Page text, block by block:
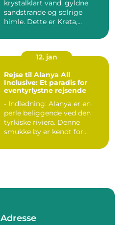
krystalklart vand, gyldne
sandstrande og solrige
himle. Dette er Kreta,...
12. jan
Rejse til Alanya All
Inclusive: Et paradis for
eventyrlystne rejsende
- Indledning: Alanya er en
perle beliggende ved den
tyrkiske riviera. Denne
smukke by er kendt for...
Adresse